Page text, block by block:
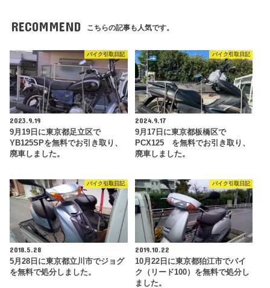
RECOMMEND こちらの記事も人気です。
バイク引取日記
2023.9.19
9月19日に東京都足立区で
YB125SPを無料でお引き取り、
廃車しました。
バイク引取日記
2024.9.17
9月17日に東京都板橋区で
PCX125 を無料でお引き取り、
廃車しました。
バイク引取日記
2018.5.28
5月28日に東京都立川市でジョグ
を無料で処分しました。
バイク引取日記
2019.10.22
10月22日に東京都狛江市でバイ
ク（リード100）を無料で処分し
ました。